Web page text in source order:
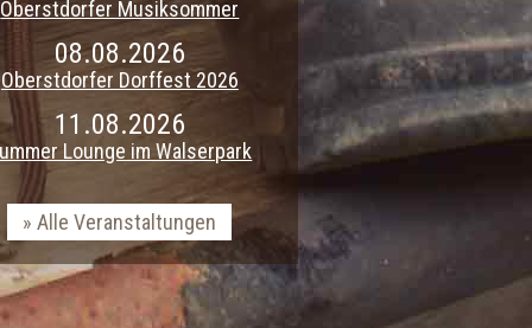
Oberstdorfer Musiksommer
08.08.2026
Oberstdorfer Dorffest 2026
11.08.2026
Lounge im Walserpark
Alle Veranstaltungen